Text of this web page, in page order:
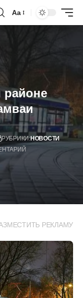
Аа
районе
РУБРИКИ:НОВОСТИ
РЕКЛАМУ